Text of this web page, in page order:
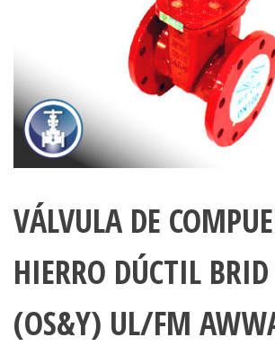
VÁLVULA DE
HIERRO DÚCTIL
(OS&Y) UL/FM